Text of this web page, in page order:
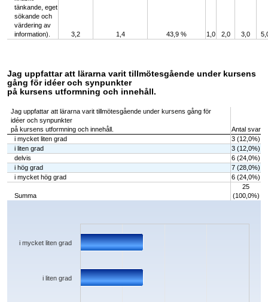
tänkande, eget
sökande och
värdering av
information).
3,2 1,4 43,9 % 1,0 2,0 3,0
Jag uppfattar att lärarna varit tillmötesgående under kursens
gång för idéer och synpunkter
på kursens utformning och innehåll.
Jag uppfattar att lärarna varit tillmötesgående under kursens gång för
idéer och synpunkter
på kursens utformning och innehåll.
Antal svar
i mycket liten grad
3 (12,0%)
i liten grad
3 (12,0%)
delvis
6 (24,0%)
i hög grad
7 (28,0%)
i mycket hög grad
6 (24,0%)
Summa
25
(100,0%)
Chart
The chart has 1 X axis displaying categories.
The chart has 1 Y axis displaying values. Data ranges from 3 to 7.
i liten grad
i mycket liten grad